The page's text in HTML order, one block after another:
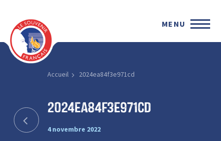
MENU
Accueil 2024ea84f3e971cd
2024ea84f3e971cd
4 novembre 2022